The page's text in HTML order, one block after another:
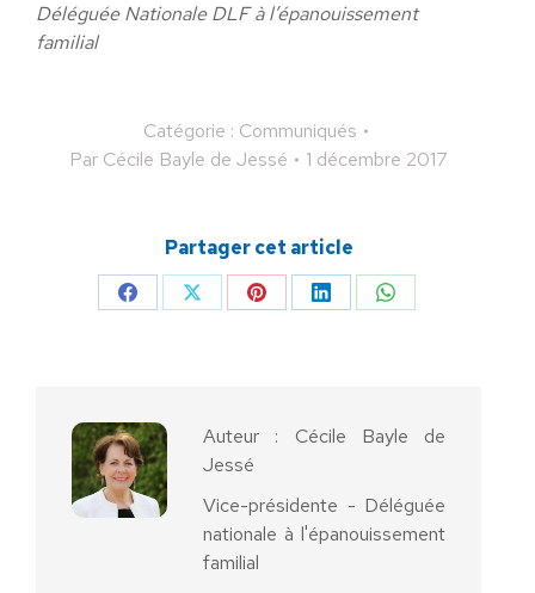
Déléguée Nationale DLF à l’épanouissement
familial
Catégorie : Communiqués
Par Cécile Bayle de Jessé 1 décembre 2017
Partager cet article
PartagerPartagerPartagerPartagerPartager
Auteur : Cécile Bayle de
Jessé
Vice-présidente - Déléguée
nationale à l'épanouissement
familial